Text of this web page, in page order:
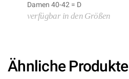
Damen 40-42 = D
verfügbar in den Größen
Ähnliche Produkte